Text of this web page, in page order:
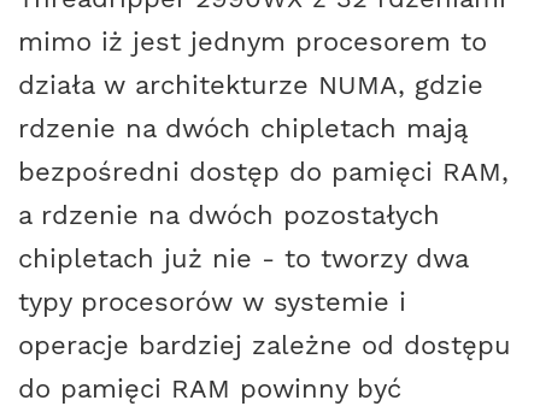
mimo iż jest jednym procesorem to
działa w architekturze NUMA, gdzie
rdzenie na dwóch chipletach mają
bezpośredni dostęp do pamięci RAM,
a rdzenie na dwóch pozostałych
chipletach już nie - to tworzy dwa
typy procesorów w systemie i
operacje bardziej zależne od dostępu
do pamięci RAM powinny być